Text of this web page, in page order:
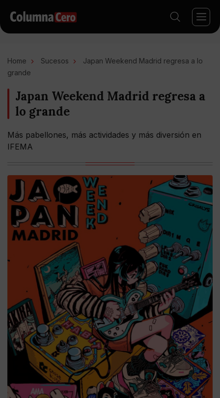
Home Sucesos
Japan Weekend Madrid regresa a lo
grande
Japan Weekend Madrid regresa a
lo grande
Más pabellones, más actividades y más diversión en
IFEMA